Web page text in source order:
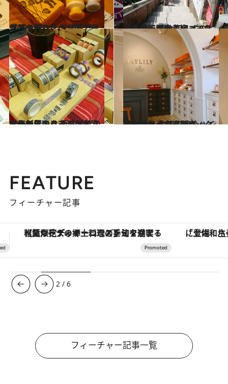
2018.11.12
コスメ好きへの台湾土産にぴったり！ お洒落な「茶の実」スキンケア商品
旅＆お出かけ 2017.9.5
台湾に行くなら知っておきたい！ 疲れ知らずの「九份」観光黄金コース
旅＆お出かけ
2018.10.19
唯一無二のクールな台湾土産が買える 原住民族の文化を伝えるブランド
旅＆お出かけ 2018.9.5
漢方フェイシャルパックが大人気 台湾で噂のハイセンスな漢方専門店
旅＆お出かけ
FEATURE
フィーチャー記事
「土佐和ハーブかき氷」がOMO7高知に登場！生姜、山椒、大葉など目にも舌にも涼を呼ぶ郷土の味
3 /6
フィーチャー記事一覧